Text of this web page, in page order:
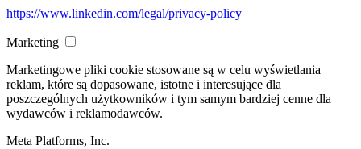
https://www.linkedin.com/legal/privacy-policy
Marketing
Marketingowe pliki cookie stosowane są w celu wyświetlania
reklam, które są dopasowane, istotne i interesujące dla
poszczególnych użytkowników i tym samym bardziej cenne dla
wydawców i reklamodawców.
Meta Platforms, Inc.